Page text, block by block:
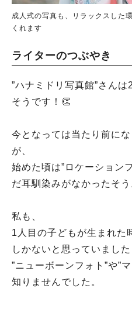
成人式の写真も、リラックスした
くれます
ライターのつぶやき
”ハナミドリ写真館”さん
そうです！👏
今となっては当たり前に
が、
始めた頃は”ロケーション
だ耳馴染みがなかったそう
私も、
1人目の子どもが生まれた
しかないと思っていました
”ニューボーンフォト”や”
知りませんでした。